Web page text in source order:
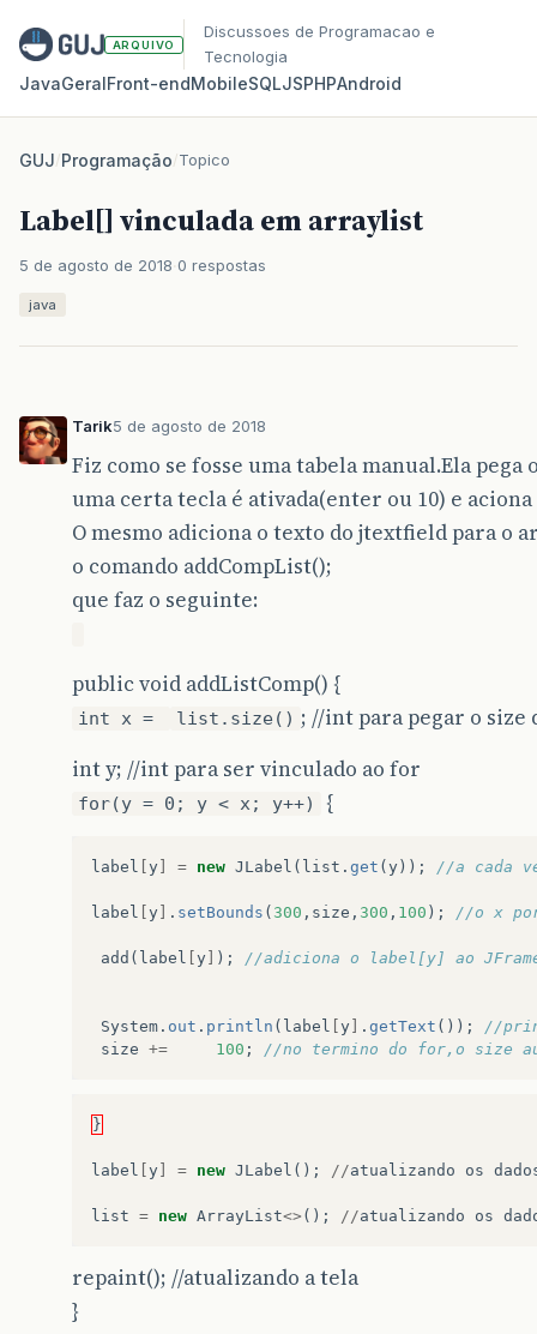
ARQUIVO
Discussoes de Programacao e
Tecnologia
JavaGeralFront‑endMobileSQLJSPHPAndroid
GUJ/Programação/Topico
Label[] vinculada em arraylist
5 de agosto de 2018 0 respostas
java
Tarik5 de agosto de 2018
Fiz como se fosse uma tabela manual.Ela pega
uma certa tecla é ativada(enter ou 10) e aciona
O mesmo adiciona o texto do jtextfield para o
o comando addCompList();
que faz o seguinte:
public void addListComp() {
int x = list.size() ; //int para pegar o size
int y; //int para ser vinculado ao for
for(y = 0; y < x; y++) {
label y = new JLabel ( list . get ( y )); //a cada
label y . setBounds ( 300 , size , 300 , 100 ); //o x por
add ( label y ); //adiciona o label[y] ao
System . out . println ( label y . getText ());
//
size += 100 ; //no termino do for,o size
}
label y = new JLabel (); //atualizando os
list = new ArrayList<> (); //atualizando os
repaint(); //atualizando a tela
}